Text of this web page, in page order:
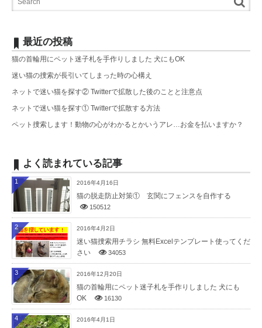
最近の投稿
猫の首輪用にペット迷子札を手作りしました 犬にもOK
迷い猫の捜索が長引いてしまった時の心構え
ネットで迷い猫を探す② Twitterで拡散した後のことと注意点
ネットで迷い猫を探す① Twitterで拡散する方法
ペット捜索します！動物の心がわかるとかいうアレ…お金を払いますか？
よく読まれている記事
2016年4月16日
猫の脱走防止対策① 玄関にフェンスを自作する
150512
1
2016年4月2日
迷い猫捜索用チラシ 無料Excelテンプレート使ってくだ
さい
34053
2
2016年12月20日
猫の首輪用にペット迷子札を手作りしました 犬にも
OK
16130
3
2016年4月1日
4